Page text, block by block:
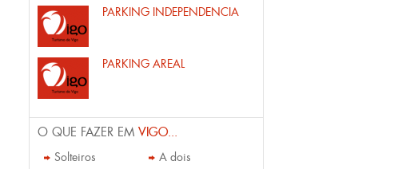
PARKING INDEPENDENCIA
PARKING AREAL
O QUE FAZER EM VIGO...
Solteiros
A dois